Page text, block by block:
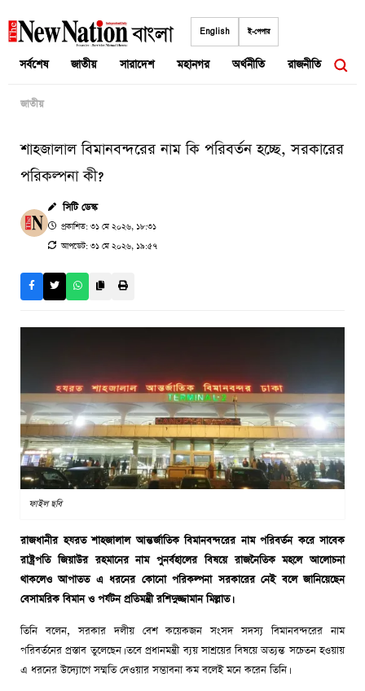
to
English ই-পেপার
সর্বশেষ জাতীয় সারাদেশ মহানগর অর্থনীতি রাজনীতি
জাতীয়
শাহজালাল বিমানবন্দরের নাম কি পরিবর্তন হচ্ছে, সরকারের
পরিকল্পনা কী?
সিটি ডেস্ক
প্রকাশিত: ৩১ মে ২০২৬, ১৮:৩১
আপডেট: ৩১ মে ২০২৬, ১৯:৫৭
ফাইল ছবি
রাজধানীর হযরত শাহজালাল আন্তর্জাতিক বিমানবন্দরের নাম পরিবর্তন করে সাবেক
রাষ্ট্রপতি জিয়াউর রহমানের নাম পুনর্বহালের বিষয়ে রাজনৈতিক মহলে আলোচনা
থাকলেও আপাতত এ ধরনের কোনো পরিকল্পনা সরকারের নেই বলে জানিয়েছেন
বেসামরিক বিমান ও পর্যটন প্রতিমন্ত্রী রশিদুজ্জামান মিল্লাত।
তিনি বলেন, সরকার দলীয় বেশ কয়েকজন সংসদ সদস্য বিমানবন্দরের নাম
পরিবর্তনের প্রস্তাব তুলেছেন। তবে প্রধানমন্ত্রী ব্যয় সাশ্রয়ের বিষয়ে অত্যন্ত সচেতন হওয়ায়
এ ধরনের উদ্যোগে সম্মতি দেওয়ার সম্ভাবনা কম বলেই মনে করেন তিনি।